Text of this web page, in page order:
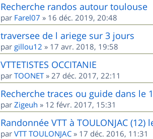
Recherche randos autour toulouse
par Farel07 » 16 déc. 2019, 20:48
traversee de l ariege sur 3 jours
par gillou12 » 17 avr. 2018, 19:58
VTTETISTES OCCITANIE
par TOONET» 27 déc. 2017, 22:11
Recherche traces ou guide dans le
par Zigeuh » 12 févr. 2017, 15:31
Randonnée VTT à TOULONJAC (12)
par VTT TOULONJAC » 17 déc. 2016, 11:31